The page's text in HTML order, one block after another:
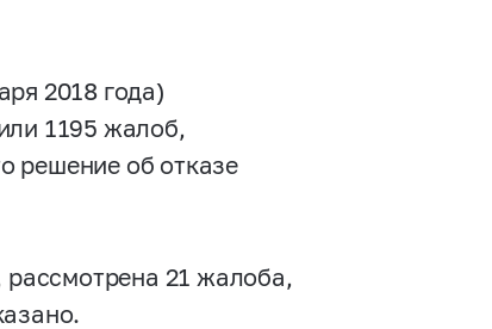
2018 года)
1195 жалоб,
решение об отказе
21 жалоба,